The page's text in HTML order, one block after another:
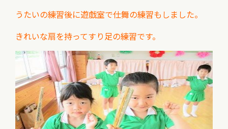
うたいの練習後に遊戯室で仕舞の練習もしました。
きれいな扇を持ってすり足の練習です。